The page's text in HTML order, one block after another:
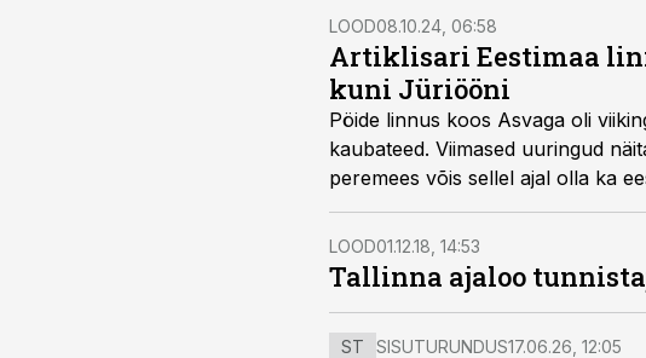
LOOD08.10.24, 06:58
Artiklisari Eestimaa
kuni Jüriööni
Pöide linnus koos Asvaga oli
kaubateed. Viimased uuringud
peremees võis sellel ajal olla ka
LOOD01.12.18, 14:53
Tallinna ajaloo
ST SISUTURUNDUS17.06.26, 12:05